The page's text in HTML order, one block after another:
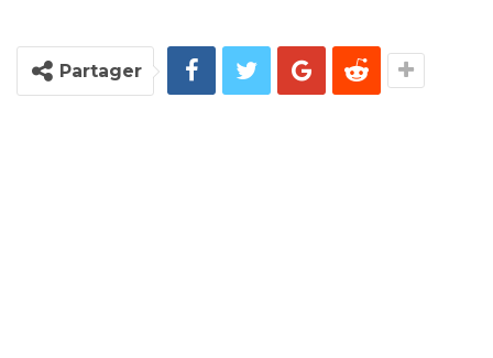
Partager